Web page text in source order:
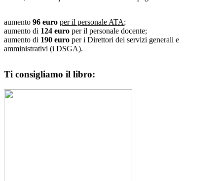
aumento 96 euro per il personale ATA;
aumento di 124 euro per il personale docente;
aumento di 190 euro per i Direttori dei servizi generali e
amministrativi (i DSGA).
Ti consigliamo il libro: